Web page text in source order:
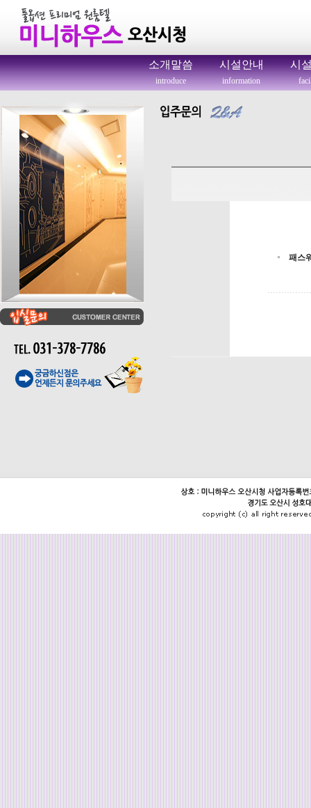
소개말씀
introduce
시설안내
information
시
패스